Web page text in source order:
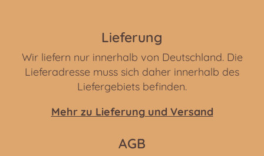
Lieferung
Wir liefern nur innerhalb von Deutschland. Die
Lieferadresse muss sich daher innerhalb des
Liefergebiets befinden.
Mehr zu Lieferung und Versand
AGB